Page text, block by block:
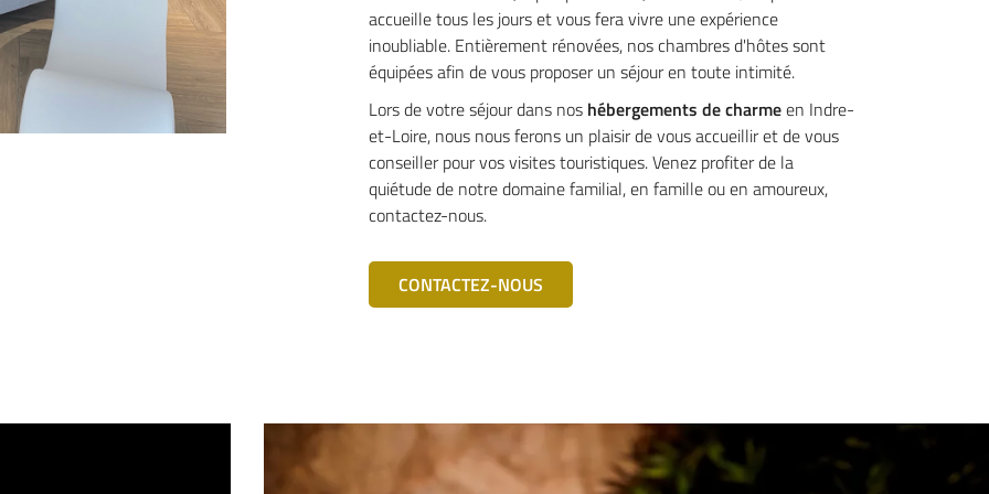
accueille tous les jours et vous fera vivre une expérience
inoubliable. Entièrement rénovées, nos chambres d'hôtes sont
équipées afin de vous proposer un séjour en toute intimité.
Lors de votre séjour dans nos hébergements de charmeen Indre-
et-Loire, nous nous ferons un plaisir de vous accueillir et de vous
conseiller pour vos visites touristiques. Venez profiter de la
quiétude de notre domaine familial, en famille ou en amoureux,
contactez-nous.
CONTACTEZ-NOUS